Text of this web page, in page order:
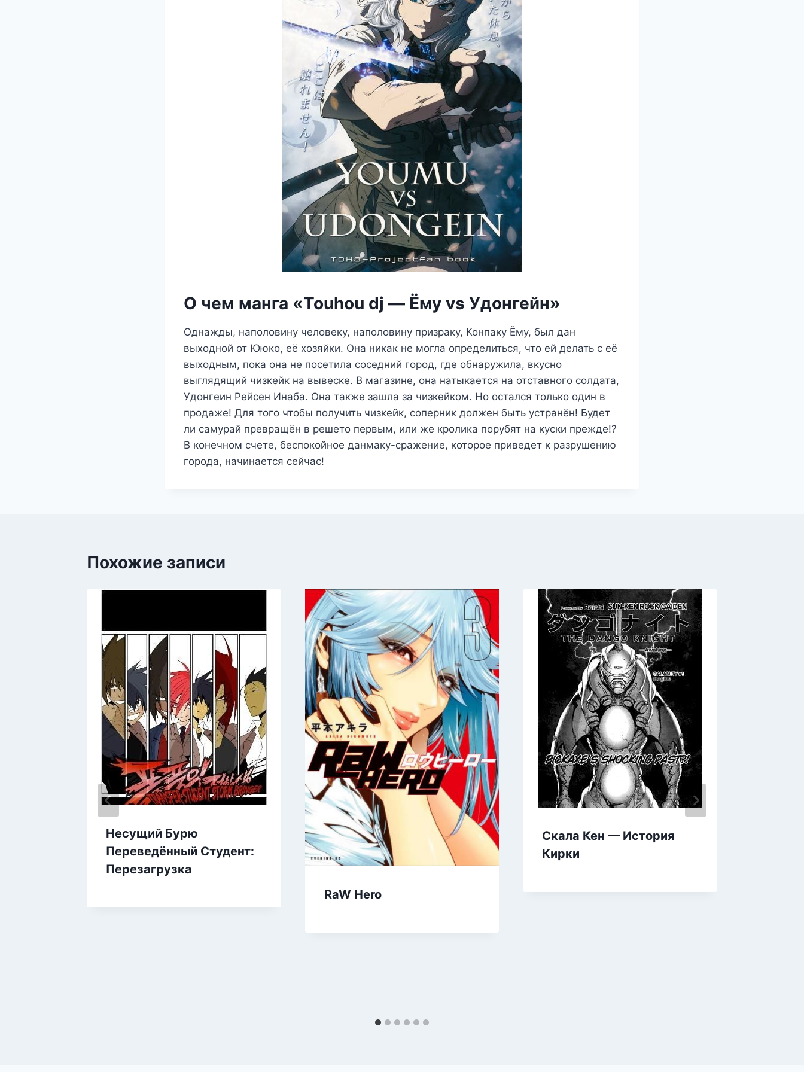
О чем манга «Touhou dj — Ёму vs Удонгейн»
Однажды, наполовину человеку, наполовину призраку, Конпаку Ёму, был дан
выходной от Ююко, её хозяйки. Она никак не могла определиться, что ей делать с её
выходным, пока она не посетила соседний город, где обнаружила, вкусно
выглядящий чизкейк на вывеске. В магазине, она натыкается на отставного солдата,
Удонгеин Рейсен Инаба. Она также зашла за чизкейком. Но остался только один в
продаже! Для того чтобы получить чизкейк, соперник должен быть устранён! Будет
ли самурай превращён в решето первым, или же кролика порубят на куски прежде!?
В конечном счете, беспокойное данмаку-сражение, которое приведет к разрушению
города, начинается сейчас!
Похожие записи
Несущий Бурю
Переведённый Студент:
Перезагрузка
RaW Hero
Скала Кен — История
Кирки